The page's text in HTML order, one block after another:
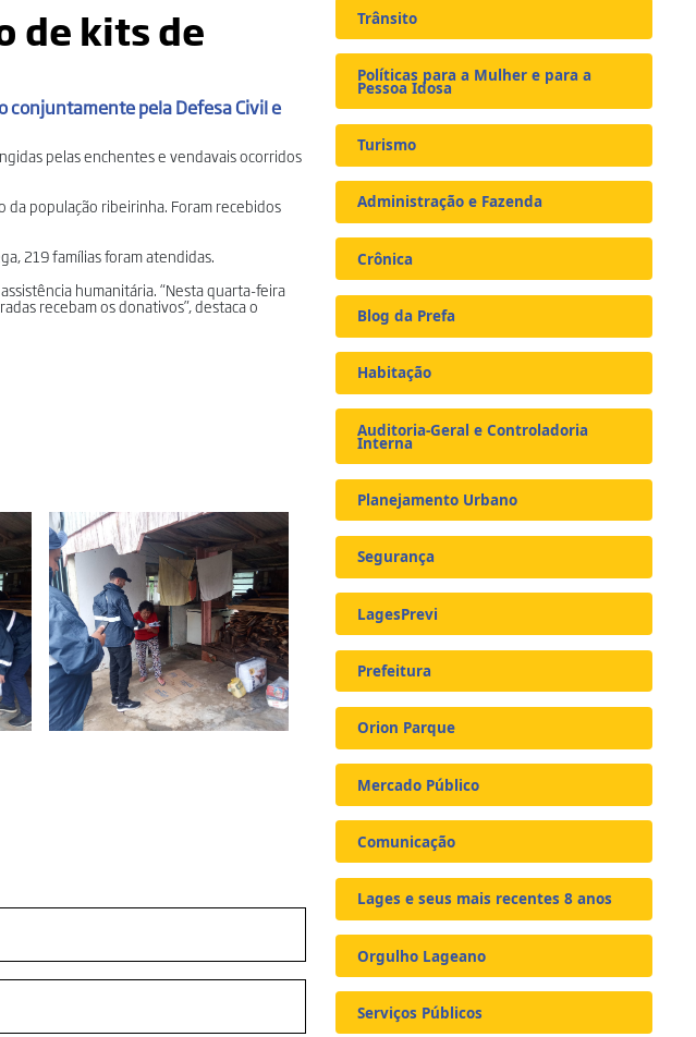
de kits de
conjuntamente pela Defesa Civil e
pelas enchentes e vendavais ocorridos
da população ribeirinha. Foram recebidos
219 famílias foram atendidas.
humanitária. “Nesta quarta-feira
recebam os donativos”, destaca o
Trânsito
Políticas para a Mulher e para a
Pessoa Idosa
Turismo
Administração e Fazenda
Crônica
Blog da Prefa
Habitação
Auditoria-Geral e Controladoria
Interna
Planejamento Urbano
Segurança
LagesPrevi
Prefeitura
Orion Parque
Mercado Público
Comunicação
Lages e seus mais recentes 8 anos
Orgulho Lageano
Serviços Públicos